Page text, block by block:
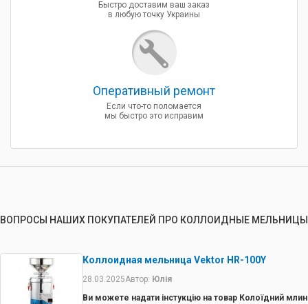
Быстро доставим ваш заказ
в любую точку Украины
Оперативный ремонт
Если что-то поломается
мы быстро это исправим
ВОПРОСЫ НАШИХ ПОКУПАТЕЛЕЙ ПРО КОЛЛОИДНЫЕ МЕЛЬНИЦЫ
Коллоидная мельница Vektor HR-100Y
28.03.2025Автор: Юлія
Ви можете надати інстукцію на товар Колоїдний млин